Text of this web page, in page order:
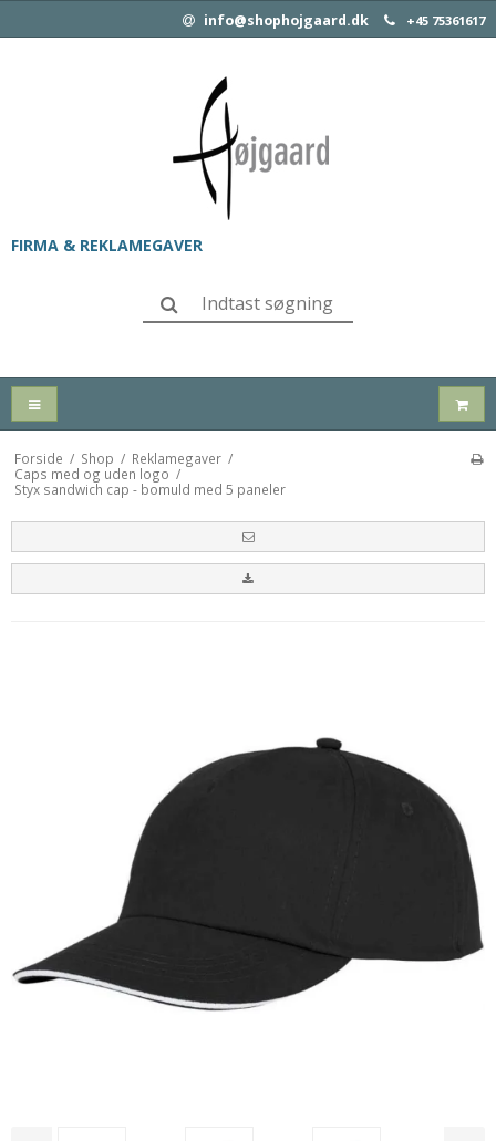
info@shophojgaard.dk +45 75361617
FIRMA & REKLAMEGAVER
Forside / Shop / Reklamegaver /
Caps med og uden logo /
Styx sandwich cap - bomuld med 5 paneler